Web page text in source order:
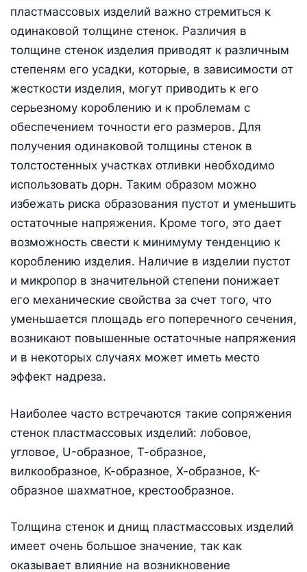
пластмассовых изделий важно стремиться к
одинаковой толщине стенок. Различия в
толщине стенок изделия приводят к различным
степеням его усадки, которые, в зависимости от
жесткости изделия, могут приводить к его
серьезному короблению и к проблемам с
обеспечением точности его размеров. Для
получения одинаковой толщины стенок в
толстостенных участках отливки необходимо
использовать дорн. Таким образом можно
избежать риска образования пустот и уменьшить
остаточные напряжения. Кроме того, это дает
возможность свести к минимуму тенденцию к
короблению изделия. Наличие в изделии пустот
и микропор в значительной степени понижает
его механические свойства за счет того, что
уменьшается площадь его поперечного сечения,
возникают повышенные остаточные напряжения
и в некоторых случаях может иметь место
эффект надреза.
Наиболее часто встречаются такие сопряжения
стенок пластмассовых изделий: лобовое,
угловое, U-образное, Т-образное,
вилкообразное, К-образное, Х-образное, К-
образное шахматное, крестообразное.
Толщина стенок и днищ пластмассовых изделий
имеет очень большое значение, так как
оказывает влияние на возникновение